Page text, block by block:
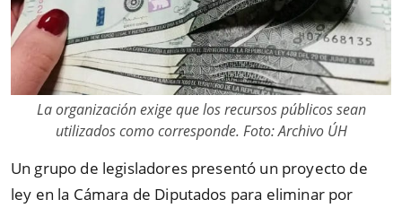
La organización exige que los recursos públicos sean
utilizados como corresponde. Foto: Archivo ÚH
Un grupo de legisladores presentó un proyecto de
ley en la Cámara de Diputados para eliminar por